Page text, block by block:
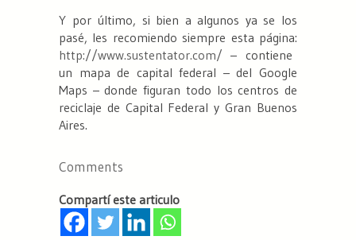
Y por último, si bien a algunos ya se los
pasé, les recomiendo siempre esta página:
http://www.sustentator.com/ – contiene
un mapa de capital federal – del Google
Maps – donde figuran todo los centros de
reciclaje de Capital Federal y Gran Buenos
Aires.
Comments
Compartí este articulo